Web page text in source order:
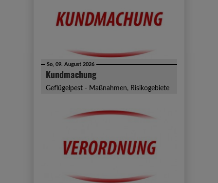
So, 09. August 2026
Kundmachung
Geflügelpest - Maßnahmen, Risikogebiete